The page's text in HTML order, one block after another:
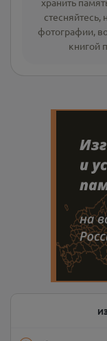
стесняйтесь,
фотографии,
книгой